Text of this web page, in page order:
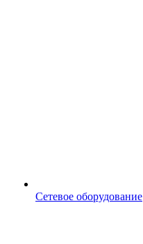
Сетевое оборудование